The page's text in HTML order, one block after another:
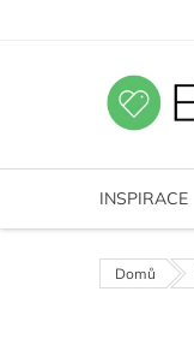
INSPIRACE
Domů